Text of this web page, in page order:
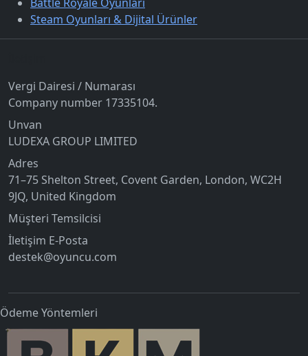
Steam Oyunları & Dijital Ürünler
Vergi Dairesi / Numarası
Company number 17335104.
Unvan
LUDEXA GROUP LIMITED
Adres
71–75 Shelton Street, Covent Garden, London, WC2H
9JQ, United Kingdom
Müşteri Temsilcisi
İletişim E-Posta
destek@oyuncu.com
Ödeme Yöntemleri